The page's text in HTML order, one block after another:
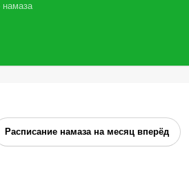
намаза
Расписание намаза на месяц вперёд